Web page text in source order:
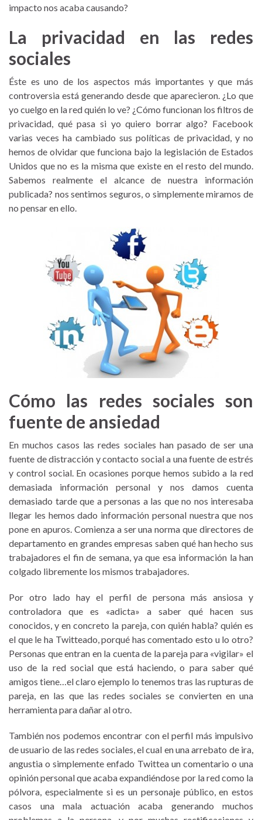
impacto nos acaba causando?
La privacidad en las redes
sociales
Éste es uno de los aspectos más importantes y que más
controversia está generando desde que aparecieron. ¿Lo que
yo cuelgo en la red quién lo ve? ¿Cómo funcionan los filtros de
privacidad, qué pasa si yo quiero borrar algo? Facebook
varias veces ha cambiado sus políticas de privacidad, y no
hemos de olvidar que funciona bajo la legislación de Estados
Unidos que no es la misma que existe en el resto del mundo.
Sabemos realmente el alcance de nuestra información
publicada? nos sentimos seguros, o simplemente miramos de
no pensar en ello.
Cómo las redes sociales son
fuente de ansiedad
En muchos casos las redes sociales han pasado de ser una
fuente de distracción y contacto social a una fuente de estrés
y control social. En ocasiones porque hemos subido a la red
demasiada información personal y nos damos cuenta
demasiado tarde que a personas a las que no nos interesaba
llegar les hemos dado información personal nuestra que nos
pone en apuros. Comienza a ser una norma que directores de
departamento en grandes empresas saben qué han hecho sus
trabajadores el fin de semana, ya que esa información la han
colgado libremente los mismos trabajadores.
Por otro lado hay el perfil de persona más ansiosa y
controladora que es «adicta» a saber qué hacen sus
conocidos, y en concreto la pareja, con quién habla? quién es
el que le ha Twitteado, porqué has comentado esto u lo otro?
Personas que entran en la cuenta de la pareja para «vigilar» el
uso de la red social que está haciendo, o para saber qué
amigos tiene…el claro ejemplo lo tenemos tras las rupturas de
pareja, en las que las redes sociales se convierten en una
herramienta para dañar al otro.
También nos podemos encontrar con el perfil más impulsivo
de usuario de las redes sociales, el cual en una arrebato de ira,
angustia o simplemente enfado Twittea un comentario o una
opinión personal que acaba expandiéndose por la red como la
pólvora, especialmente si es un personaje público, en estos
casos una mala actuación acaba generando muchos